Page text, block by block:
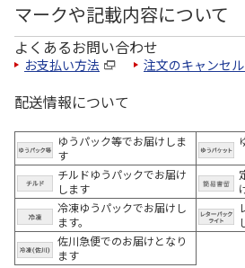
マークや記載内容について
よくあるお問い合わせ
お支払い方法 注文のキャンセ
配送情報について
ゆうパック等でお届けしま
す
チルドゆうパックでお届け
します
冷凍ゆうパックでお届けし
ます。
佐川急便でのお届けとなり
ます